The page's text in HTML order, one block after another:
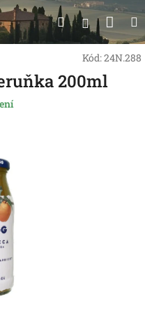
Hledat
Kód:24N.288
200ml